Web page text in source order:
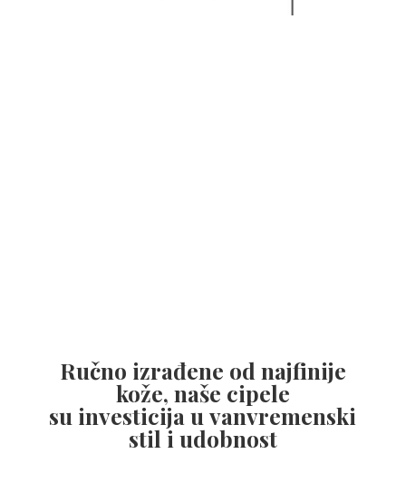
Ručno izrađene od najfinije
kože, naše cipele
su investicija u vanvremenski
stili udobnost